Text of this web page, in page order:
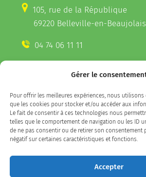
Gérer le
Pour offrir les meilleures expériences, nous
que les cookies pour stocker et/ou accéder aux
Le fait de consentir à ces technologies nous
telles que le comportement de navigation ou les ID
de ne pas consentir ou de retirer son consentement
négatif sur certaines caractéristiques et fonctions.
Accepter
105, rue de la République
69220 Belleville-en-Beaujolais
04 74 06 11 11
CONTACTEZ-NOUS
Télécharger l'appli
sur votre smartphone